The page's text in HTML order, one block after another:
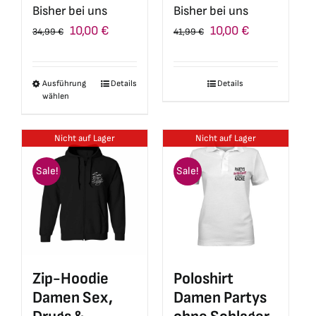
Bisher bei uns
34,99€ Ursprünglicher
34,99 €
10,00 €Aktueller
10,00 €.
Ausführung
wählen
Dieses
mehrere
Varianten
auf.
Optionen
können
der
Produktseite
Details
Bisher bei uns
41,99€ Ursprünglicher
41,99 €
10,00 €Aktueller
Details
Nicht auf Lager
Sale!
Zip-Hoodie
Damen Sex,
Nicht auf Lager
Sale!
Poloshirt
Damen Partys